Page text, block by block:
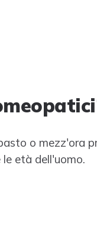
o mezz'ora
età dell'uomo.